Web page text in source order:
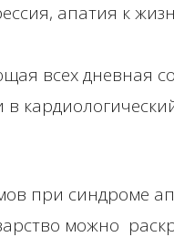
апатия к
всех дневная
в
при синдроме
можно